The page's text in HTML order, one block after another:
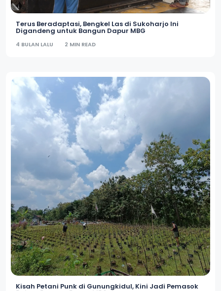
Terus Beradaptasi, Bengkel Las di Sukoharjo Ini
Digandeng untuk Bangun Dapur MBG
4 BULAN LALU 2 MIN READ
Kisah Petani Punk di Gunungkidul, Kini Jadi Pemasok